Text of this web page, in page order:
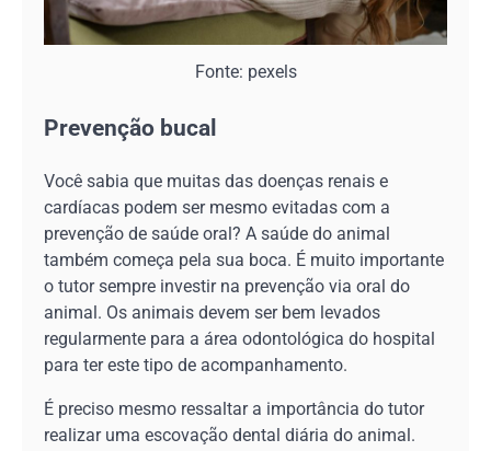
Fonte: pexels
Prevenção bucal
Você sabia que muitas das doenças renais e
cardíacas podem ser mesmo evitadas com a
prevenção de saúde oral? A saúde do animal
também começa pela sua boca. É muito importante
o tutor sempre investir na prevenção via oral do
animal. Os animais devem ser bem levados
regularmente para a área odontológica do hospital
para ter este tipo de acompanhamento.
É preciso mesmo ressaltar a importância do tutor
realizar uma escovação dental diária do animal.